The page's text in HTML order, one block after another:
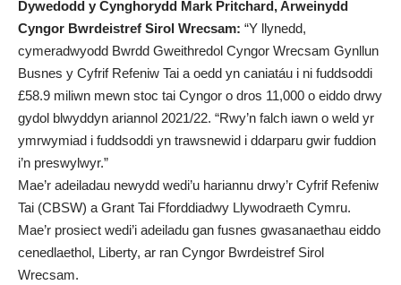
Dywedodd y Cynghorydd Mark Pritchard, Arweinydd
Cyngor Bwrdeistref Sirol Wrecsam: “Y llynedd,
cymeradwyodd Bwrdd Gweithredol Cyngor Wrecsam Gynllun
Busnes y Cyfrif Refeniw Tai a oedd yn caniatáu i ni fuddsoddi
£58.9 miliwn mewn stoc tai Cyngor o dros 11,000 o eiddo drwy
gydol blwyddyn ariannol 2021/22. “Rwy’n falch iawn o weld yr
ymrwymiad i fuddsoddi yn trawsnewid i ddarparu gwir fuddion
i’n preswylwyr.”
Mae’r adeiladau newydd wedi’u hariannu drwy’r Cyfrif Refeniw
Tai (CBSW) a Grant Tai Fforddiadwy Llywodraeth Cymru.
Mae’r prosiect wedi’i adeiladu gan fusnes gwasanaethau eiddo
cenedlaethol, Liberty, ar ran Cyngor Bwrdeistref Sirol
Wrecsam.